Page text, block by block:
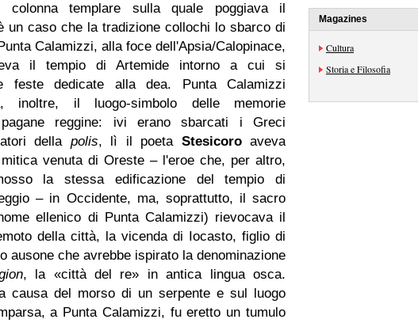
colonna templare sulla quale poggiava il
un caso che la tradizione collochi lo sbarco di
Calamizzi, alla foce dell'Apsia/Calopinace,
il tempio di Artemide intorno a cui si
feste dedicate alla dea. Punta Calamizzi
inoltre, il luogo-simbolo delle memorie
reggine: ivi erano sbarcati i Greci
della polis, lì il poeta Stesicoroaveva
venuta di Oreste – l'eroe che, per altro,
la stessa edificazione del tempio di
– in Occidente, ma, soprattutto, il sacro
ellenico di Punta Calamizzi) rievocava il
della città, la vicenda di Iocasto, figlio di
ausone che avrebbe ispirato la denominazione
, la «città del re» in antica lingua osca.
causa del morso di un serpente e sul luogo
a Punta Calamizzi, fu eretto un tumulo
Magazines
Cultura
Storia e Filosofia